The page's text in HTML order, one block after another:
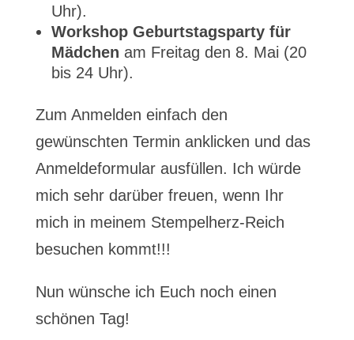
Uhr).
Workshop Geburtstagsparty für
Mädchen am Freitag den 8. Mai (20
bis 24 Uhr).
Zum Anmelden einfach den
gewünschten Termin anklicken und das
Anmeldeformular ausfüllen. Ich würde
mich sehr darüber freuen, wenn Ihr
mich in meinem Stempelherz-Reich
besuchen kommt!!!
Nun wünsche ich Euch noch einen
schönen Tag!